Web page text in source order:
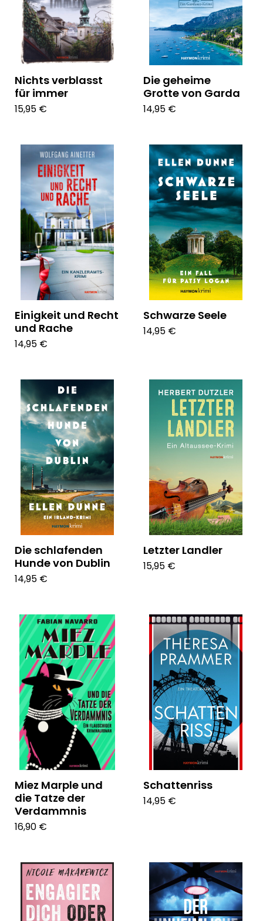
Nichts verblasst
für immer
15,95 €
Die geheime
Grotte von Garda
14,95 €
Einigkeit und Recht
und Rache
14,95 €
Schwarze Seele
14,95 €
Die schlafenden
Hunde von Dublin
14,95 €
Letzter Landler
15,95 €
Miez Marple und
die Tatze der
Verdammnis
16,90 €
Schattenriss
14,95 €